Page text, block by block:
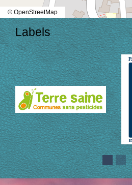
© OpenStreetMap
Labels